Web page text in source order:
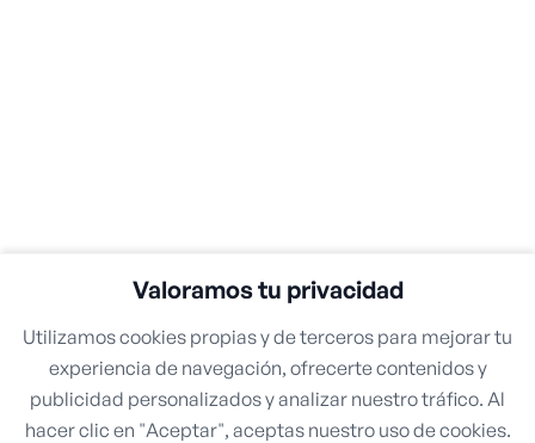
Valoramos tu privacidad
Utilizamos cookies propias y de terceros para mejorar tu
experiencia de navegación, ofrecerte contenidos y
publicidad personalizados y analizar nuestro tráfico. Al
hacer clic en "Aceptar", aceptas nuestro uso de cookies.